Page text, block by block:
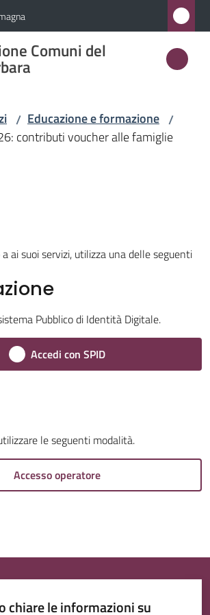
Comuni del
/ Educazione e formazione /
contributi voucher alle famiglie
ai suoi servizi, utilizza una delle seguenti
Pubblico di Identità Digitale.
Accedi con SPID
le seguenti modalità.
Accesso operatore
chiare le informazioni su